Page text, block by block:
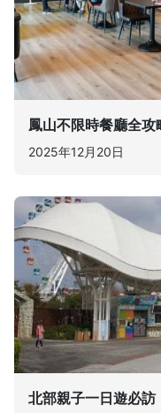
鳳山不限時餐廳全
2025年12月20日
北部親子一日遊必